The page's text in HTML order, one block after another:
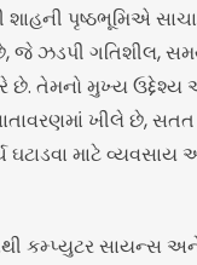
શાહની પૃષ્ઠભૂમિએ
જે ઝડપી ગતિશીલ,
છે. તેમનો મુખ્ય
ખીલે છે,
ઘટાડવા માટે વ્યવસાય
કમ્પ્યુટર સાયન્સ